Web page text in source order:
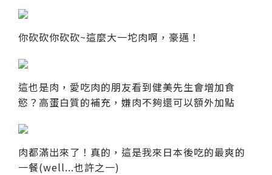
你砍砍你砍砍~這麼大一坨肉啊，豪邁！
這也是肉，愛吃肉的朋友看到健美先生會增加食
慾？高蛋白質的補充，嫌肉不夠還可以額外加點
肉都滿出來了！真的，這是我來日本後吃的最爽的
一餐(well...也許之一)